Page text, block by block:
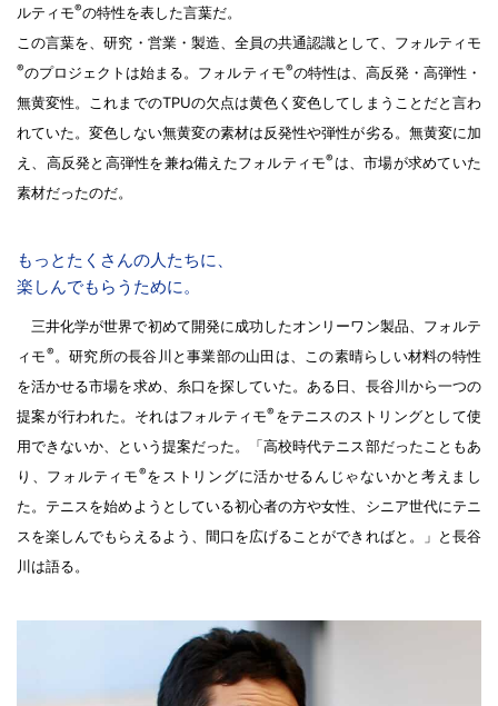
ルティモ®の特性を表した言葉だ。
この言葉を、研究・営業・製造、全員の共通認識として、フォルティモ
®のプロジェクトは始まる。フォルティモ®の特性は、高反発・高弾性・
無黄変性。これまでのTPUの欠点は黄色く変色してしまうことだと言わ
れていた。変色しない無黄変の素材は反発性や弾性が劣る。無黄変に加
え、高反発と高弾性を兼ね備えたフォルティモ® は、市場が求めていた
素材だったのだ。
もっとたくさんの人たちに、
楽しんでもらうために。
三井化学が世界で初めて開発に成功したオンリーワン製品、フォルテ
ィモ® 。研究所の長谷川と事業部の山田は、この素晴らしい材料の特性
を活かせる市場を求め、糸口を探していた。ある日、長谷川から一つの
提案が行われた。それはフォルティモ® をテニスのストリングとして使
用できないか、という提案だった。「高校時代テニス部だったこともあ
り、フォルティモ®をストリングに活かせるんじゃないかと考えまし
た。テニスを始めようとしている初心者の方や女性、シニア世代にテニ
スを楽しんでもらえるよう、間口を広げることができればと。」と長谷
川は語る。